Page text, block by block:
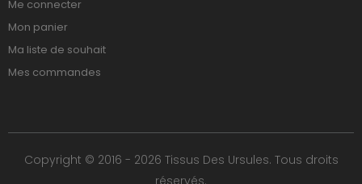
Me connecter
Mon panier
Ma liste de souhait
Mes commandes
Copyright © 2016 - 2026 Tissus Des Ursules. Tous droits
réservés.